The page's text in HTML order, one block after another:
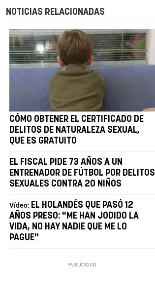
NOTICIAS RELACIONADAS
CÓMO OBTENER EL CERTIFICADO DE
DELITOS DE NATURALEZA SEXUAL,
QUE ES GRATUITO
EL FISCAL PIDE 73 AÑOS A UN
ENTRENADOR DE FÚTBOL POR DELITOS
SEXUALES CONTRA 20 NIÑOS
Vídeo: EL HOLANDÉS QUE PASÓ 12
AÑOS PRESO: "ME HAN JODIDO LA
VIDA, NO HAY NADIE QUE ME LO
PAGUE"